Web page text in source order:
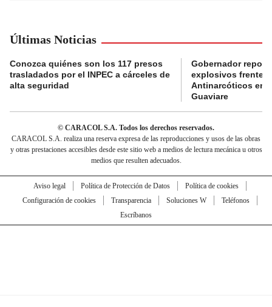
Últimas Noticias
Conozca quiénes son los 117 presos
trasladados por el INPEC a cárceles de
alta seguridad
Gobernador
explosivos frente a
Antinarcóticos en
Guaviare
© CARACOL S.A. Todos los derechos reservados.
CARACOL S.A. realiza una reserva expresa de las reproducciones y usos de las obras
y otras prestaciones accesibles desde este sitio web a medios de lectura mecánica u otros
medios que resulten adecuados.
Aviso legal Política de Protección de Datos
Política de cookies
Configuración de cookies
Transparencia Soluciones W
Teléfonos
Escríbanos